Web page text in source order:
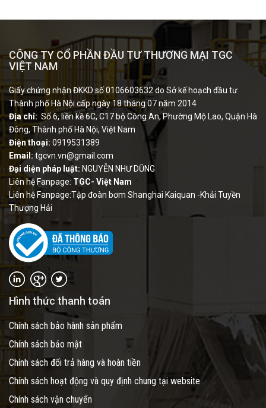
CÔNG TY CỔ PHẦN ĐẦU TƯ THƯƠNG MẠI TGC
VIỆT NAM
Giấy chứng nhận ĐKKD số 0106603632 do Sở kế hoạch đầu tư
Thành phố Hà Nội cấp ngày 18 tháng 07 năm 2014
Địa chỉ: Số 6, liền kề 6C, C17 bộ Công An, Phường Mộ Lao, Quận Hà
Đông, Thành phố Hà Nội, Việt Nam
Điện thoại: 0919531389
Email:tgcvn.vn@gmail.com
Đại diện pháp luật: NGUYỄN NHƯ DŨNG
Liên hệ Fanpage: TGC- Việt Nam
Liên hệ Fanpage:Tập đoàn bơm Shanghai Kaiquan -Khải Tuyền
Thượng Hải
Hình thức thanh toán
Chính sách bảo hành sản phẩm
Chính sách bảo mật
Chính sách đổi trả hàng và hoàn tiền
Chính sách hoạt động và quy định chung tại website
Chính sách vận chuyển